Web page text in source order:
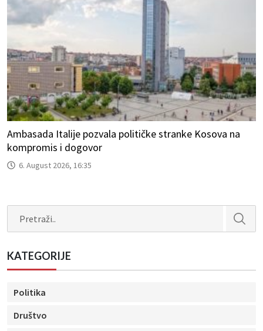
Ambasada Italije pozvala političke stranke Kosova na
kompromis i dogovor
6. August 2026, 16:35
KATEGORIJE
Politika
Društvo